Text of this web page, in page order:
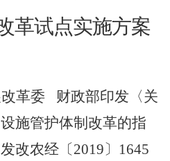
革试点实施方案
革委
财政部印发〈关
施管护体制改革的指
发改农经 〔2019〕 1645